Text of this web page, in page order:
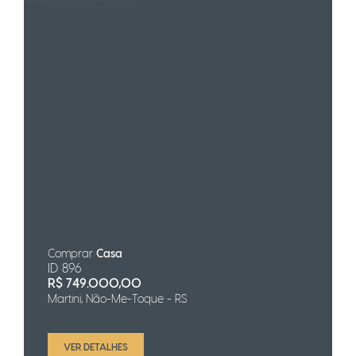
Comprar Casa
ID 896
R$ 749.000,00
Martini, Não-Me-Toque - RS
VER DETALHES